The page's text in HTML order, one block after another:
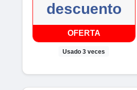
descuento
OFERTA
Usado 3 veces